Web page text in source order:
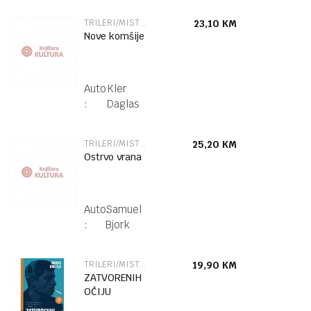
TRILERI/MISTERIJE
Nove komšije
Autor
:
Kler
Daglas
23,10 KM
TRILERI/MISTERIJE
Ostrvo vrana
Autor
:
Samuel
Bjork
25,20 KM
TRILERI/MISTERIJE
ZATVORENIH
OČIJU
19,90 KM